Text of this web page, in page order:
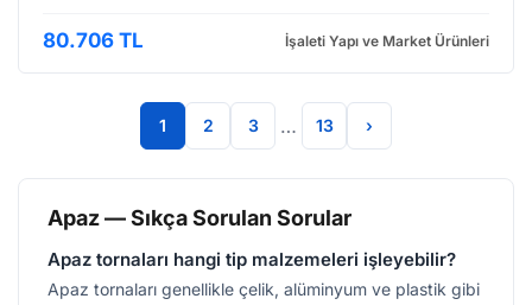
manuel transpalet kullanımının pratikl…
80.706 TL İşaleti Yapı ve Market Ürünleri
1 2 3 … 13 ›
Apaz — Sıkça Sorulan Sorular
Apaz tornaları hangi tip malzemeleri işleyebilir?
Apaz tornaları genellikle çelik, alüminyum ve plastik gibi